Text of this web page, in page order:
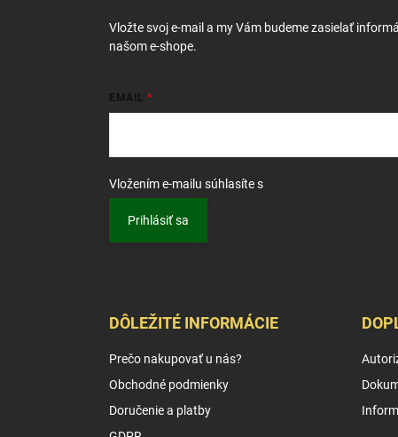
Vložte svoj e-mail a my Vám budeme zasielať
našom e-shope.
EMAIL
Vložením e-mailu súhlasíte s
Prihlásiť sa
DÔLEŽITÉ INFORMÁCIE
Prečo nakupovať u nás?
Obchodné podmienky
Doručenie a platby